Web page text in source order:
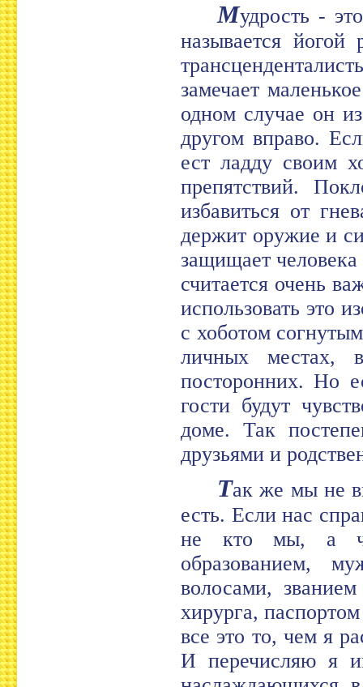
Мудрость -
называется йогой
замечает
одном случае он
другом вправо.
ест ладду своим
препятствий.
избавиться от
держит оружие и
защищает человека
считается очень
использовать это
с хоботом
личных местах,
посторонних. Но
гости будут
доме. Так
друзьями и
Так же мы не
есть. Если нас
не кто мы, а
образованием,
волосами,
хирурга,
все это то, чем я
И перечисляю я